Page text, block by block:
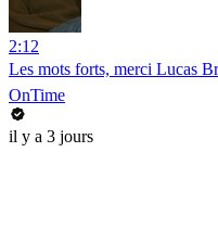
2:12
Les mots forts, merci Lucas
OnTime
il y a 3 jours